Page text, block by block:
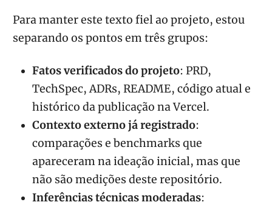
Para manter este texto fiel ao projeto, estou
separando os pontos em três grupos:
Fatos verificados do projeto: PRD,
TechSpec, ADRs, README, código atual e
histórico da publicação na Vercel.
Contexto externo já registrado:
comparações e benchmarks que
apareceram na ideação inicial, mas que
não são medições deste repositório.
Inferências técnicas moderadas: